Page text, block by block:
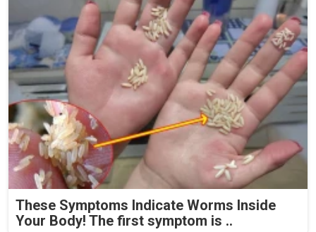
These Symptoms Indicate Worms Inside
Your Body! The first symptom is ..